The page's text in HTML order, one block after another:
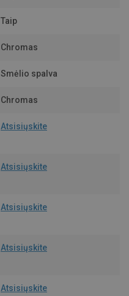
Taip
Chromas
Smėlio spalva
Chromas
Atsisiųskite
Atsisiųskite
Atsisiųskite
Atsisiųskite
Atsisiųskite